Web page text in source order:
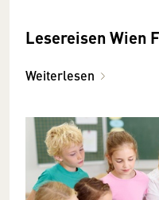
Lesereisen Wien
Weiterlesen